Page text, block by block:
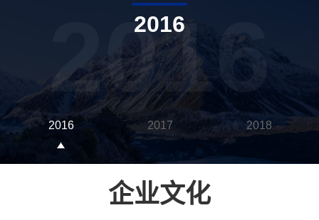
2016
2016
首款星地通信一体机正式发布；
民用卫星物联网场景落地商用；
完成百颗星星地数据传输产品批量交付；
联合行业伙伴打造多模商用终端；
卫星互联网通信载荷批产交付；
天基智能处理算力平台研发落地；
商用航天电子智造基地启动建设；
2016 2017 2018
企业文化